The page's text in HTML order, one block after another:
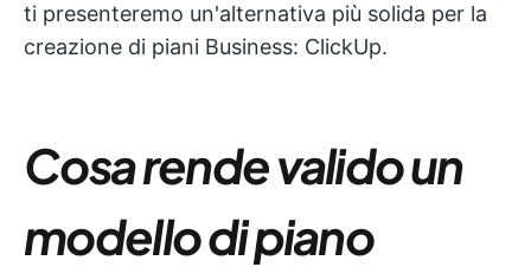
ti presenteremo un'alternativa più solida per la
creazione di piani Business: ClickUp.
Cosa rende valido un
modello di piano